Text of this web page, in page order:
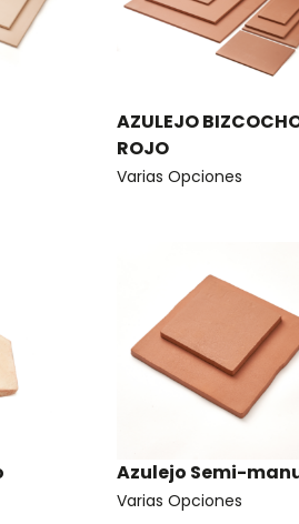
AZULEJO
ROJO
Varias Opciones
Azulejo Semi-
Varias Opciones